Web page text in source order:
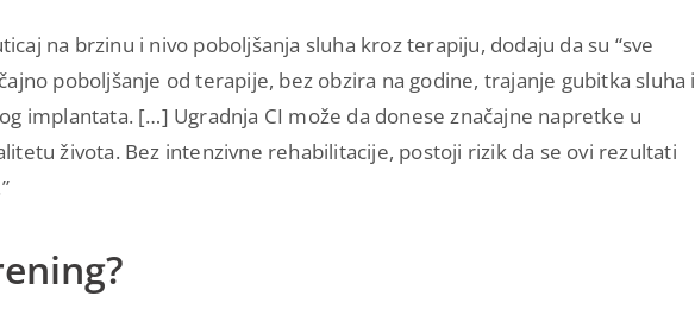
na brzinu i nivo poboljšanja sluha kroz terapiju, dodaju da su “sve
poboljšanje od terapije, bez obzira na godine, trajanje gubitka sluha i
implantata. […] Ugradnja CI može da donese značajne napretke u
života. Bez intenzivne rehabilitacije, postoji rizik da se ovi rezultati